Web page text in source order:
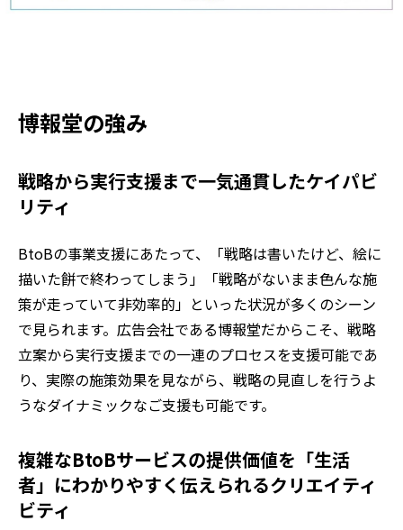
博報堂の強み
戦略から実行支援まで一気通貫したケイパビ
リティ​
BtoBの事業支援にあたって、「戦略は書いたけど、絵に
描いた餅で終わってしまう」「戦略がないまま色んな施
策が走っていて非効率的」といった状況が多くのシーン
で見られます。広告会社である博報堂だからこそ、戦略
立案から実行支援までの一連のプロセスを支援可能であ
り、実際の施策効果を見ながら、戦略の見直しを行うよ
うなダイナミックなご支援も可能です。​
複雑なBtoBサービスの提供価値を「生活
者」にわかりやすく伝えられるクリエイティ
ビティ​